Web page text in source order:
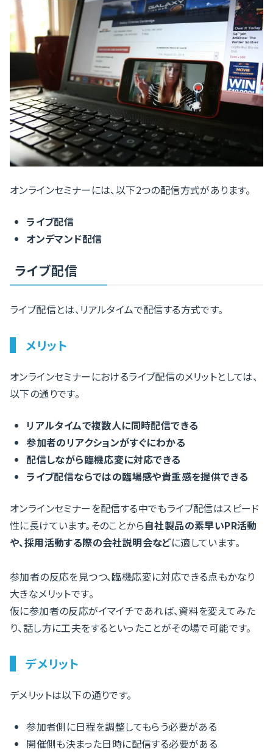
オンラインセミナーには、以下2つの配信方式があります。
ライブ配信
オンデマンド配信
ライブ配信
ライブ配信とは、リアルタイムで配信する方式です。
メリット
オンラインセミナーにおけるライブ配信のメリットとしては、
以下の通りです。
リアルタイムで複数人に同時配信できる
参加者のリアクションがすぐにわかる
配信しながら臨機応変に対応できる
ライブ配信ならではの臨場感や貴重感を提供できる
オンラインセミナーを配信する中でもライブ配信はスピード
性に長けています。そのことから自社製品の素早いPR活動
や、採用活動する際の会社説明会などに適しています。
参加者の反応を見つつ、臨機応変に対応できる点もかなり
大きなメリットです。
仮に参加者の反応がイマイチであれば、資料を変えてみた
り、話し方に工夫をするといったことがその場で可能です。
デメリット
デメリットは以下の通りです。
参加者側に日程を調整してもらう必要がある
開催側も決まった日時に配信する必要がある